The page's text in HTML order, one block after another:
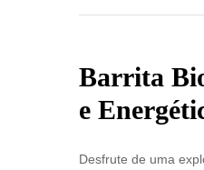
Barrita
e
Desfrute de uma